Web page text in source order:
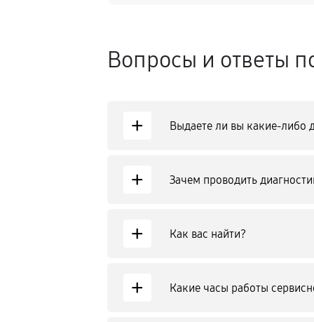
Вопросы и ответы
+ Выдаете ли вы какие-либо
+ Зачем проводить
+ Как вас найти?
+ Какие часы работы